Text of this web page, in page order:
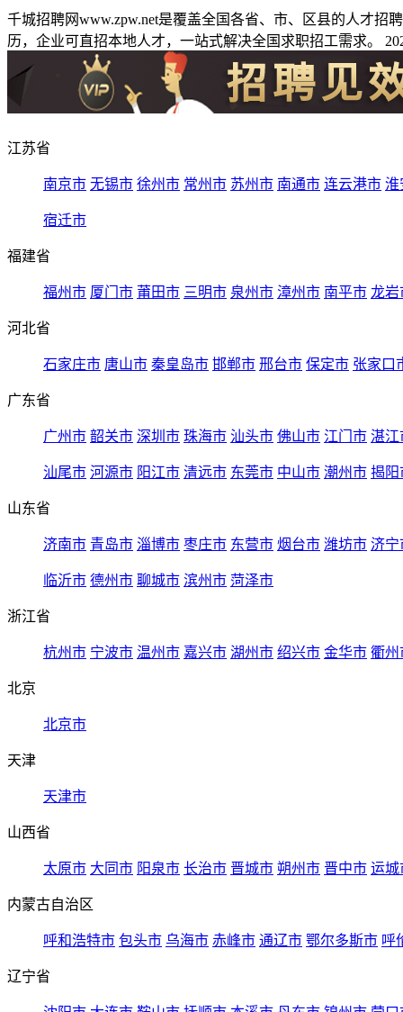
千城招聘网www.zpw.net是覆盖全国各省、市、区县的人才
历，企业可直招本地人才，一站式解决全国求职招工需求。
江苏省
南京市 无锡市 徐州市 常州市 苏州市 南通市 连云港市 淮
宿迁市
福建省
福州市 厦门市 莆田市 三明市 泉州市 漳州市 南平市 龙岩
河北省
石家庄市 唐山市 秦皇岛市 邯郸市 邢台市 保定市 张家口
广东省
广州市 韶关市 深圳市 珠海市 汕头市 佛山市 江门市 湛江
汕尾市 河源市 阳江市 清远市 东莞市 中山市 潮州市 揭阳
山东省
济南市 青岛市 淄博市 枣庄市 东营市 烟台市 潍坊市 济宁
临沂市 德州市 聊城市 滨州市 菏泽市
浙江省
杭州市 宁波市 温州市 嘉兴市 湖州市 绍兴市 金华市 衢州
北京
北京市
天津
天津市
山西省
太原市 大同市 阳泉市 长治市 晋城市 朔州市 晋中市 运城
内蒙古自治区
呼和浩特市 包头市 乌海市 赤峰市 通辽市 鄂尔多斯市 呼
辽宁省